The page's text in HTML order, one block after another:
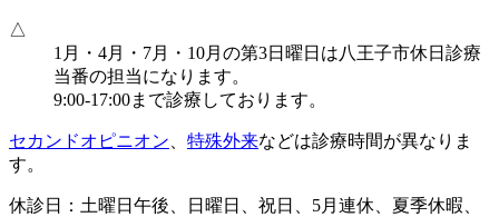
△
1月・4月・7月・10月の第3日曜日は八王子市休日診療
当番の担当になります。
9:00-17:00まで診療しております。
セカンドオピニオン 特殊外来などは診療時間が異なりま
す。
休診日：土曜日午後、日曜日、祝日、5月連休、夏季休暇、